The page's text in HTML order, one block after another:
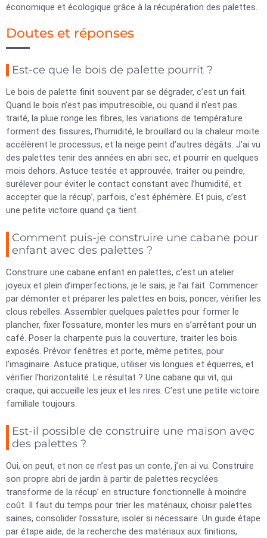
économique et écologique grâce à la récupération des palettes.
Doutes et réponses
Est-ce que le bois de palette pourrit ?
Le bois de palette finit souvent par se dégrader, c’est un fait.
Quand le bois n’est pas imputrescible, ou quand il n’est pas
traité, la pluie ronge les fibres, les variations de température
forment des fissures, l’humidité, le brouillard ou la chaleur moite
accélèrent le processus, et la neige peint d’autres dégâts. J’ai vu
des palettes tenir des années en abri sec, et pourrir en quelques
mois dehors. Astuce testée et approuvée, traiter ou peindre,
surélever pour éviter le contact constant avec l’humidité, et
accepter que la récup’, parfois, c’est éphémère. Et puis, c’est
une petite victoire quand ça tient.
Comment puis-je construire une cabane pour
enfant avec des palettes ?
Construire une cabane enfant en palettes, c’est un atelier
joyeux et plein d’imperfections, je le sais, je l’ai fait. Commencer
par démonter et préparer les palettes en bois, poncer, vérifier les
clous rebelles. Assembler quelques palettes pour former le
plancher, fixer l’ossature, monter les murs en s’arrêtant pour un
café. Poser la charpente puis la couverture, traiter les bois
exposés. Prévoir fenêtres et porte, même petites, pour
l’imaginaire. Astuce pratique, utiliser vis longues et équerres, et
vérifier l’horizontalité. Le résultat ? Une cabane qui vit, qui
craque, qui accueille les jeux et les rires. C’est une petite victoire
familiale toujours.
Est-il possible de construire une maison avec
des palettes ?
Oui, on peut, et non ce n’est pas un conte, j’en ai vu. Construire
son propre abri de jardin à partir de palettes recyclées
transforme de la récup’ en structure fonctionnelle à moindre
coût. Il faut du temps pour trier les matériaux, choisir palettes
saines, consolider l’ossature, isoler si nécessaire. Un guide étape
par étape aide, de la recherche des matériaux aux finitions,